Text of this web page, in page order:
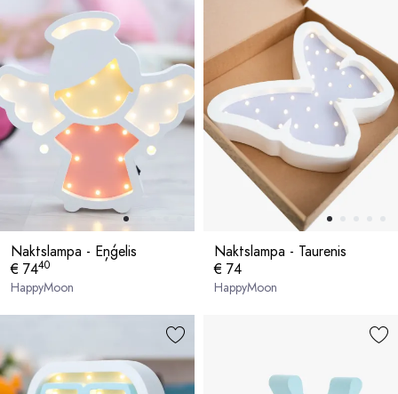
Naktslampa - Eņģelis
€ 7440
HappyMoon
Naktslampa - Taurenis
€ 74
HappyMoon